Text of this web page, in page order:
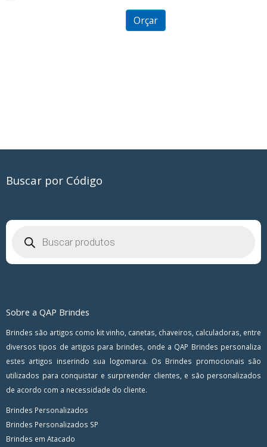
Orçar
Buscar por Código
Sobre a QAP Brindes
Brindes são artigos como kit vinho, canetas, chaveiros, calculadoras, entre
diversos tipos de artigos para brindes, onde a QAP Brindes personaliza
estes artigos inserindo sua logomarca. Os Brindes promocionais são
utilizados para conquistar e surpreender clientes, e são personalizados
de acordo com a necessidade do cliente.
Brindes Personalizados
Brindes Personalizados SP
Brindes em Atacado